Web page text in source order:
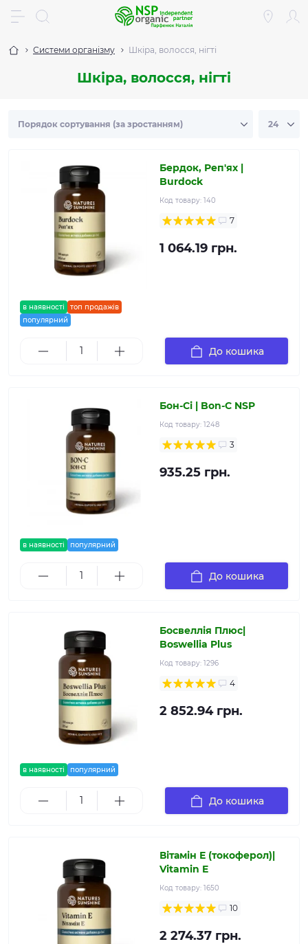
Системи організму Шкіра, волосся, нігті
Шкіра, волосся, нігті
в наявності
топ продажів
популярний
Бердок, Реп'ях |
Burdock
Код товару: 140
7
1 064.19 грн.
До кошика
в наявності популярний
Бон-Сі | Bon-C NSP
Код товару: 1248
3
935.25 грн.
До кошика
в наявності популярний
Босвеллія Плюс|
Boswellia Plus
Код товару: 1296
4
2 852.94 грн.
До кошика
Вітамін Е (токоферол)|
Vitamin E
Код товару: 1650
10
2 274.37 грн.